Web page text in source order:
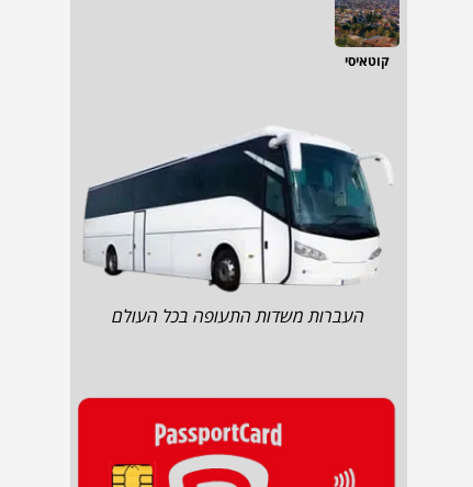
קוטאיסי
העברות משדות התעופה בכל העולם